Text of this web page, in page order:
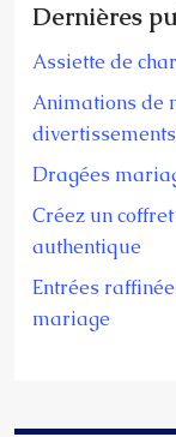
Dernières
Assiette de
Animations de
Dragées
Créez un
authentique
Entrées
mariage